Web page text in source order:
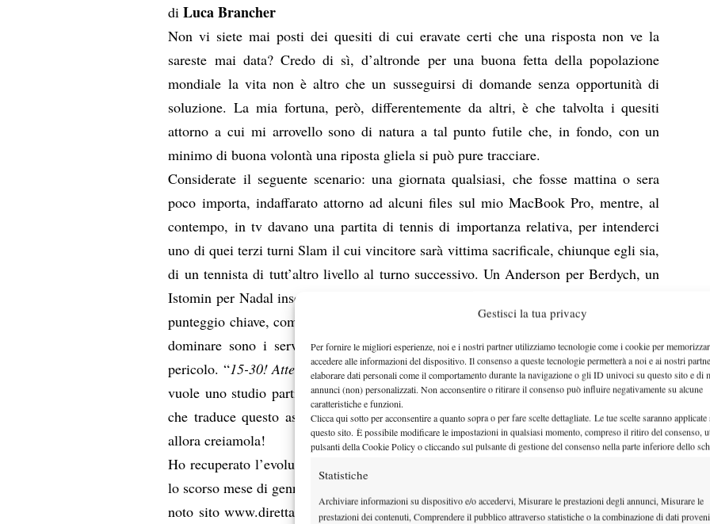
Gestisci la tua privacy
Per fornire le migliori esperienze, noi e i nostri partner utilizziamo tecnologie come i cookie per
accedere alle informazioni del dispositivo. Il consenso a queste tecnologie permetterà a noi e ai nostri
elaborare dati personali come il comportamento durante la navigazione o gli ID univoci su questo sito e di
annunci (non) personalizzati. Non acconsentire o ritirare il consenso può influire negativamente su alcune
caratteristiche e funzioni.
Clicca qui sotto per acconsentire a quanto sopra o per fare scelte dettagliate. Le tue scelte saranno applicate
questo sito. È possibile modificare le impostazioni in qualsiasi momento, compreso il ritiro del consenso,
pulsanti della Cookie Policy o cliccando sul pulsante di gestione del consenso nella parte inferiore dello
Statistiche
Archiviare informazioni su dispositivo e/o accedervi, Misurare le prestazioni degli annunci, Misurare le
prestazioni dei contenuti, Comprendere il pubblico attraverso statistiche o la combinazione di dati
diLuca Brancher
Non vi siete mai posti dei quesiti di cui eravate certi che una risposta non ve la
sareste mai data? Credo di sì, d’altronde per una buona fetta della popolazione
mondiale la vita non è altro che un susseguirsi di domande senza opportunità di
soluzione. La mia fortuna, però, differentemente da altri, è che talvolta i quesiti
attorno a cui mi arrovello sono di natura a tal punto futile che, in fondo, con un
minimo di buona volontà una riposta gliela si può pure tracciare.
Considerate il seguente scenario: una giornata qualsiasi, che fosse mattina o sera
poco importa, indaffarato attorno ad alcuni files sul mio MacBook Pro, mentre, al
contempo, in tv davano una partita di tennis di importanza relativa, per intenderci
uno di quei terzi turni Slam il cui vincitore sarà vittima sacrificale, chiunque egli sia,
di un tennista di tutt’altro livello al turno successivo. Un Anderson per Berdych, un
Istomin per Nadal insomma. Quando, nel corso di un gioco, arriva una situazione di
punteggio chiave, come direbbero gli esperti, ovvero, all’interno di un match in cui a
dominare sono i servizi, la saldezza del turno di battuta veniva messa in serio
pericolo. “15-30! Attenzione, situazione pericolosa”. E’ evidente che sia così, non ci
vuole uno studio particolare, ma mi sono sempre chiesto: c’è un’evidenza statistica
che traduce questo assioma empirico in una verità corroborata da numeri? No, ed
allora creiamola!
Ho recuperato l’evoluzione di tutti i giochi dell’Australian Open maschile conclusasi
lo scorso mese di gennaio (quasi tutti, visto che la fonte da cui mi sono abbeverato, il
noto sito www.diretta.it
, non riportava la fedele cronaca di tre games, due relativi a